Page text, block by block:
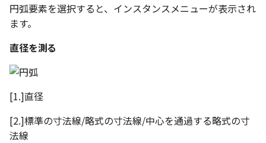
円弧要素を選択すると、インスタンスメニューが表示され
ます。
直径を測る
[1.]直径
[2.]標準の寸法線/略式の寸法線/中心を通過する略式の寸
法線